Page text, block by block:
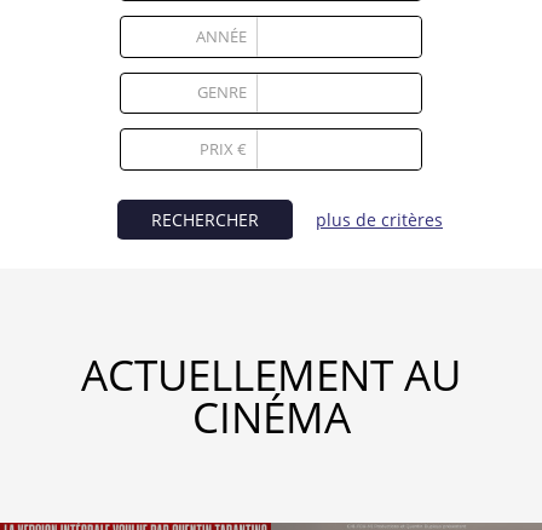
ANNÉE
GENRE
PRIX €
RECHERCHER plus de critères
ACTUELLEMENT AU
CINÉMA